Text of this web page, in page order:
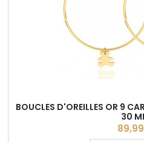
BOUCLES D'OREILLES OR 9
30
Prix